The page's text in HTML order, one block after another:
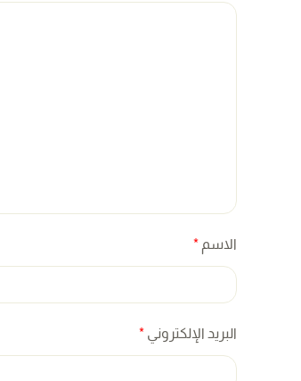
الاسم *
البريد الإلكتروني *